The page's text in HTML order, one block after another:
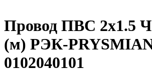
Провод ПВС 2х1.5 Ч
(м) РЭК-
0102040101